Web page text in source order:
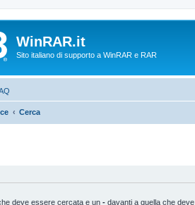
WinRAR.it
Sito italiano di supporto a WinRAR e RAR
Cerca
deve essere cercata e un - davanti a quella che deve